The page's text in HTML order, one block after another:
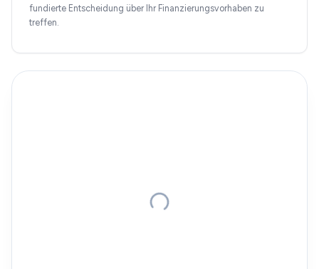
fundierte Entscheidung über Ihr Finanzierungsvorhaben zu
treffen.